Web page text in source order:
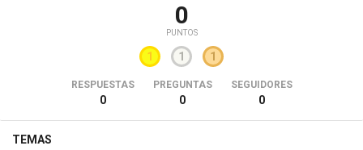
0
PUNTOS
1 1 1
RESPUESTAS
0
PREGUNTAS
0
SEGUIDORES
0
TEMAS